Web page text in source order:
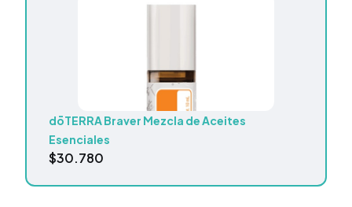
dōTERRA Braver Mezcla de Aceites
Esenciales
$30.780